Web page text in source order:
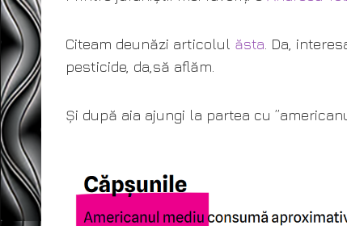
Citeam deunăzi articolul ăsta . Da,
pesticide, da,să aflăm.
Și după aia ajungi la partea cu